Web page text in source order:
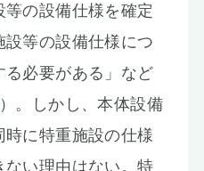
の設備仕様を確定
等の設備仕様につ
必要がある」など
。しかし、本体設備
に特重施設の仕様
ない理由はない。特